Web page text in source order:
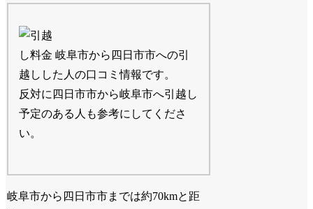
岐阜市から四日市市への引
越しした人の口コミ情報です。
反対に四日市市から岐阜市へ引越し
予定のある人も参考にしてくださ
い。
岐阜市から四日市市までは約70kmと距